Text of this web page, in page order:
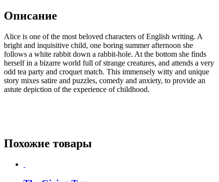
Описание
Alice is one of the most beloved characters of English writing. A
bright and inquisitive child, one boring summer afternoon she
follows a white rabbit down a rabbit-hole. At the bottom she finds
herself in a bizarre world full of strange creatures, and attends a very
odd tea party and croquet match. This immensely witty and unique
story mixes satire and puzzles, comedy and anxiety, to provide an
astute depiction of the experience of childhood.
Похожие товары